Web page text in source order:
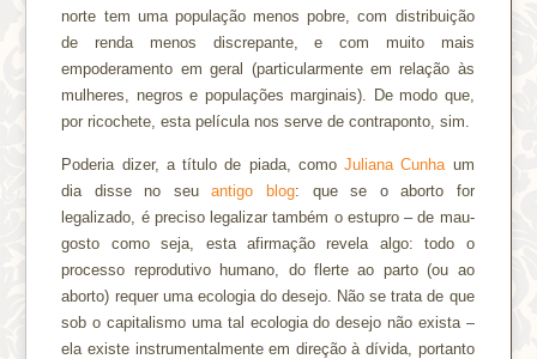
norte tem uma população menos pobre, com distribuição
de renda menos discrepante, e com muito mais
empoderamento em geral (particularmente em relação às
mulheres, negros e populações marginais). De modo que,
por ricochete, esta película nos serve de contraponto, sim.
Poderia dizer, a título de piada, comoJuliana Cunha um
dia disse no seuantigo blog: que se o aborto for
legalizado, é preciso legalizar também o estupro – de mau-
gosto como seja, esta afirmação revela algo: todo o
processo reprodutivo humano, do flerte ao parto (ou ao
aborto) requer uma ecologia do desejo. Não se trata de que
sob o capitalismo uma tal ecologia do desejo não exista –
ela existe instrumentalmente em direção à dívida, portanto